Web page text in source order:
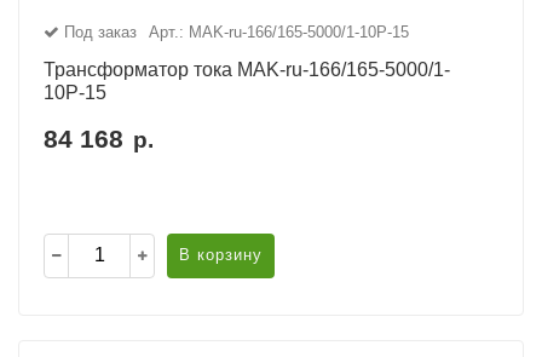
Под заказ Арт.: MAK-ru-166/165-5000/1-10Р-15
Трансформатор тока MAK-ru-166/165-5000/1-
10Р-15
84 168 р.
В корзину